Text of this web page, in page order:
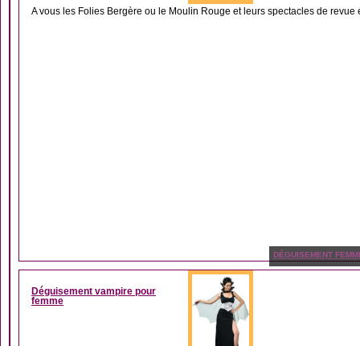
A vous les Folies Bergère ou le Moulin Rouge et leurs spectacles de revue
DÉGUISEMENT
Déguisement vampire pour
femme